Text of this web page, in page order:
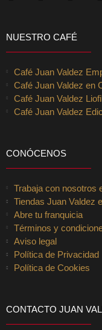
NUESTRO CAFÉ
Café Juan Valdez
Café Juan Valdez en
Café Juan Valdez
Café Juan Valdez
CONÓCENOS
Trabaja con nosotros
Tiendas Juan Valdez
Abre tu franquicia
Términos y
Aviso legal
Política de Privacidad
Política de Cookies
CONTACTO JUAN